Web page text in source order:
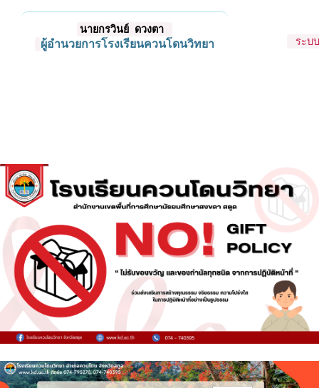
นายกรวินย์ ดวงตา
ผู้อำนวยการโรงเรียนควนโดนวิทยา ระบ